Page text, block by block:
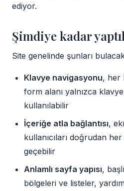
ediyor.
Şimdiye kadar
Site genelinde şunları
Klavye navigasyonu, her
form alanı yalnızca
kullanılabilir
İçeriğe atla bağlantısı,
kullanıcıları doğrudan
geçebilir
Anlamlı sayfa yapısı,
bölgeleri ve listeler,